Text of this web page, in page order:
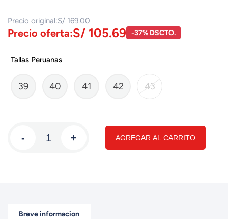
Precio original:S/ 169.00
Precio oferta:S/ 105.69 -37% DSCTO.
Tallas Peruanas
39 40 41 42 43
- + AGREGAR AL CARRITO
Breve informacion